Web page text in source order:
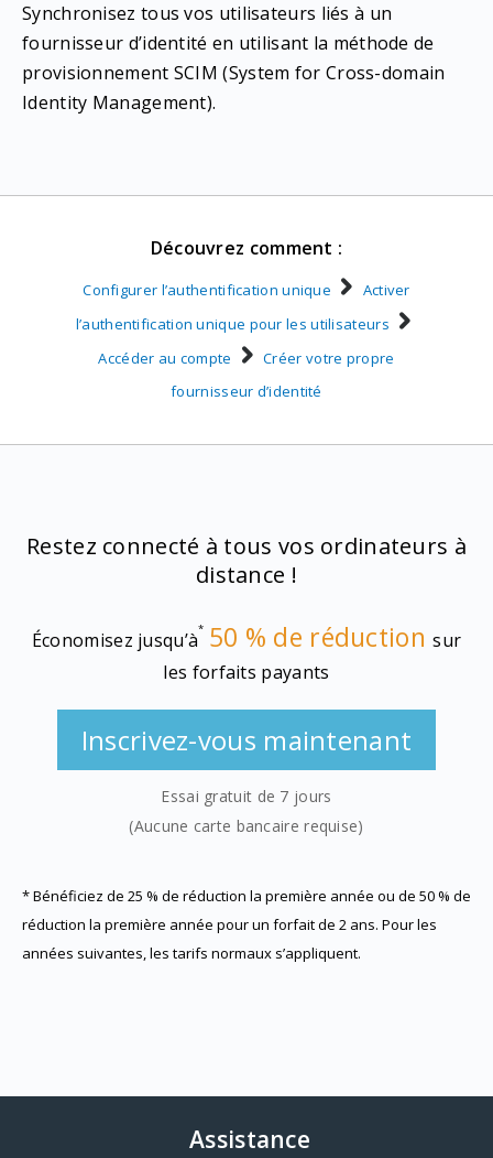
Synchronisez tous vos utilisateurs liés à un
fournisseur d’identité en utilisant la méthode de
provisionnement SCIM (System for Cross-domain
Identity Management).
Découvrez comment :
Configurer l’authentification unique
Activer
l’authentification unique pour les utilisateurs
Accéder au compte
Créer votre propre
fournisseur d’identité
Restez connecté à tous vos ordinateurs à
distance !
Économisez jusqu’à* 50 % de réductionsur
les forfaits payants
Inscrivez-vous maintenant
Essai gratuit de 7 jours
(Aucune carte bancaire requise)
*Bénéficiez de 25 % de réduction la première année ou de 50 % de
réduction la première année pour un forfait de 2 ans. Pour les
années suivantes, les tarifs normaux s’appliquent.
Assistance